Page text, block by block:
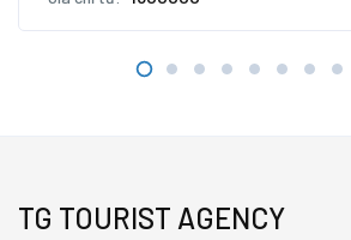
TG TOURIST AGENCY